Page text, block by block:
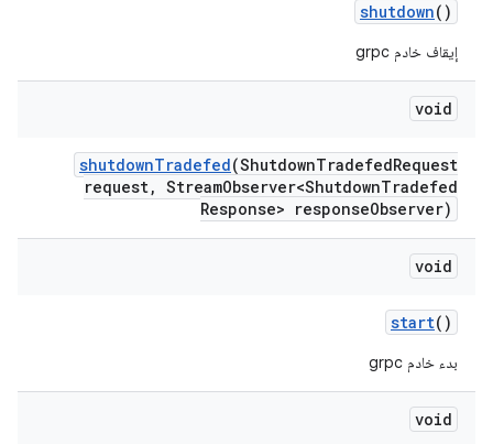
shutdown()
إيقاف خادم grpc
void
shutdownTradefed(ShutdownTradefedRequest
request, StreamObserver<ShutdownTradefed
Response> responseObserver)
void
start()
بدء خادم grpc
void